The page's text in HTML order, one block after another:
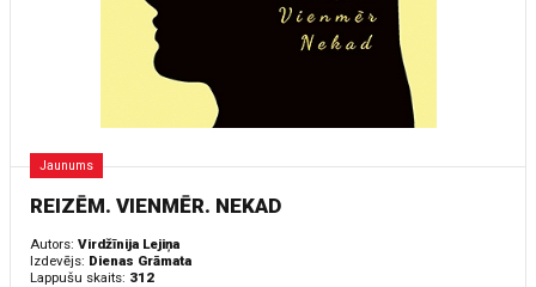
Jaunums
REIZĒM. VIENMĒR. NEKAD
Autors: Virdžīnija Lejiņa
Izdevējs: Dienas Grāmata
Lappušu skaits: 312